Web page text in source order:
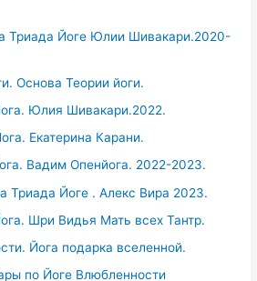
Триада Йоге Юлии Шивакари.2020-
Основа Теории йоги.
Юлия Шивакари.2022.
Екатерина Карани.
Вадим Опенйога. 2022-2023.
Триада Йоге . Алекс Вира 2023.
Шри Видья Мать всех Тантр.
Йога подарка вселенной.
по Йоге Влюбленности